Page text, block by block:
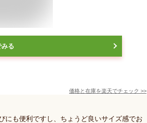
る
価格と在庫を楽天でチェック >>
にも便利ですし、ちょうど良いサイズ感でお